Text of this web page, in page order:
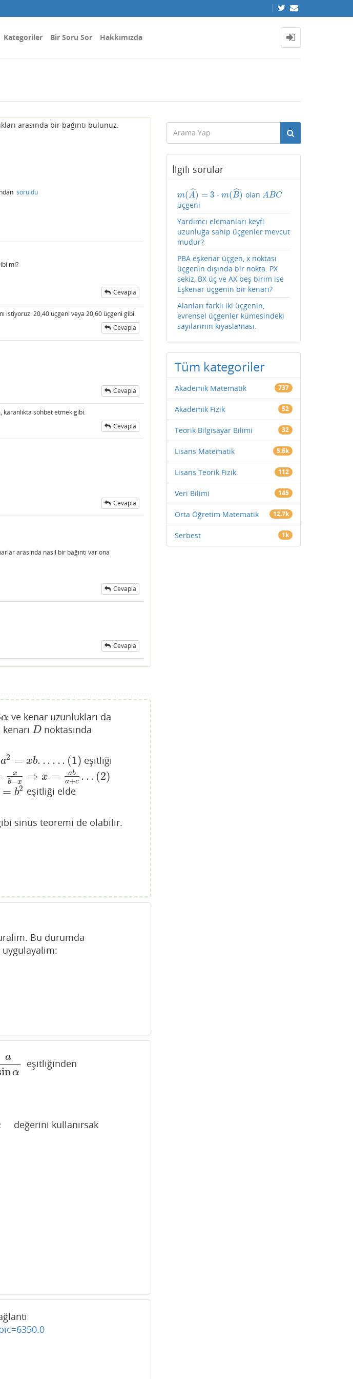
Kategoriler Bir Soru Sor Hakkımızda
arasında bir bağıntı bulunuz.
soruldu
mi?
Cevapla
istiyoruz. 20,40 üçgeni veya 20,60 üçgeni gibi.
Cevapla
Cevapla
karanlıkta sohbet etmek gibi.
Cevapla
Cevapla
arasında nasıl bir bağıntı var ona
Cevapla
Cevapla
α ve kenar uzunlukları da
kenarıD
D noktasında
a2 = xb. .. . .. (1)
xb .... (1)
eşitliği
x
b−x ⇒ x = ab
a+c . .. (2)
b−x⇒ x=a ba +c ..(2)
= b2
2
eşitliği elde
sinüs teoremi de olabilir.
Bu durumda
a
α
α eşitliğinden
değerini kullanırsak
İlgili sorular
m(A
ˆ) = 3 ⋅ m(B
ˆ)
m(A^)= 3⋅m( B ^) olanABC
ABC
üçgeni
Yardımcı elemanları keyfi
uzunluğa sahip üçgenler mevcut
mudur?
PBA eşkenar üçgen, x noktası
üçgenin dışında bir nokta. PX
sekiz, BX üç ve AX beş birim ise
Eşkenar üçgenin bir kenarı?
Alanları farklı iki üçgenin,
evrensel üçgenler kümesindeki
sayılarının kıyaslaması.
Tüm kategoriler
Akademik Matematik 737
Akademik Fizik 52
Teorik Bilgisayar Bilimi 32
Lisans Matematik 5.6k
Lisans Teorik Fizik 112
Veri Bilimi 145
Orta Öğretim Matematik 12.7k
Serbest 1k